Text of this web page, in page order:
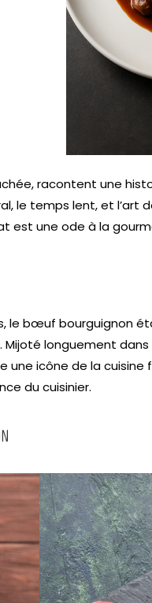
racontent une
le temps lent, et
est une ode à la
le bœuf bourguignon
longuement
une icône de la
du cuisinier.